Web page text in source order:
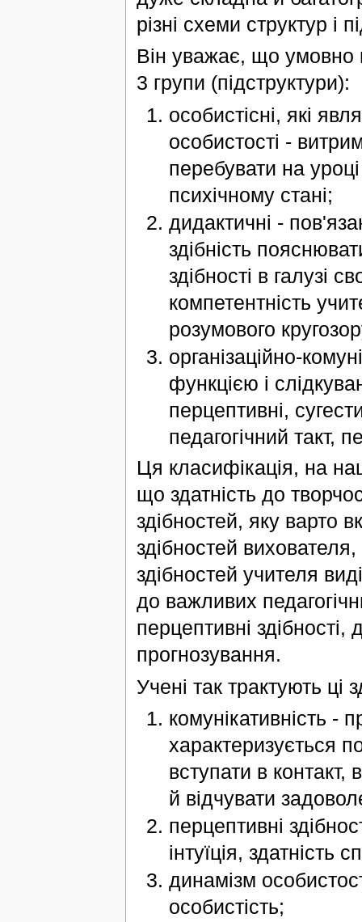
різні схеми структур і
Він уважає, що умовно
3 групи (підструктури):
особистісні, які
особистості -
перебувати на
психічному стані;
дидактичні -
здібність
здібності в галузі
компетентність
розумового
організаційно-
функцією і
перцептивні,
педагогічний такт,
Ця класифікація, на
що здатність до
здібностей, яку варто
здібностей
здібностей учителя
до важливих
перцептивні здібності,
прогнозування.
Учені так трактують ці
комунікативність -
характеризується
вступати в контакт,
й відчувати
перцептивні
інтуїція,
динамізм
особистість;